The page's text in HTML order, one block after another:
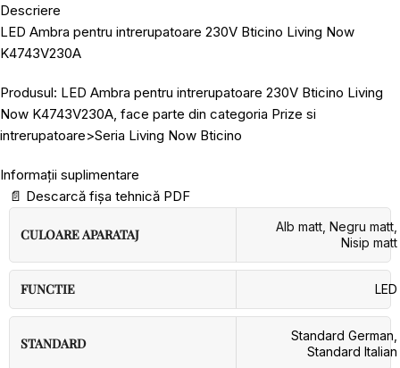
Descriere
LED Ambra pentru intrerupatoare 230V Bticino Living Now
K4743V230A
Produsul: LED Ambra pentru intrerupatoare 230V Bticino Living
Now K4743V230A, face parte din categoria Prize si
intrerupatoare>Seria Living Now Bticino
Informații suplimentare
📄 Descarcă fișa tehnică PDF
CULOARE APARATAJ Alb matt, Negru matt,
Nisip matt
FUNCTIE LED
STANDARD Standard German
Standard Italian